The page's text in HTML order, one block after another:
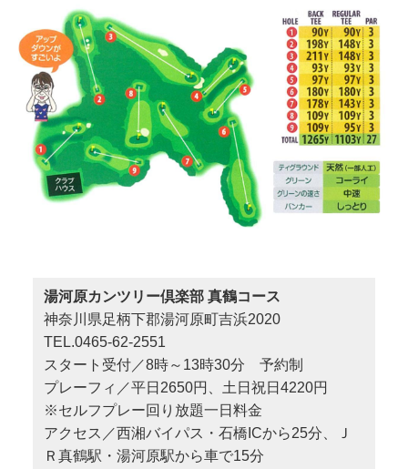
湯河原カンツリー倶楽部 真鶴コース
神奈川県足柄下郡湯河原町吉浜2020
TEL.0465-62-2551
スタート受付／8時～13時30分 予約制
プレーフィ／平日2650円、土日祝日4220円
※セルフプレー回り放題一日料金
アクセス／西湘バイパス・石橋ICから25分、Ｊ
Ｒ真鶴駅・湯河原駅から車で15分